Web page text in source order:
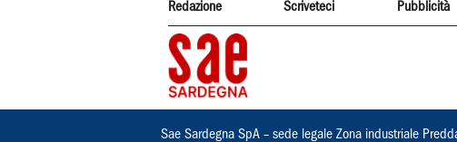
Redazione Scriveteci Pubblicità
Sae Sardegna SpA – sede legale Zona industriale